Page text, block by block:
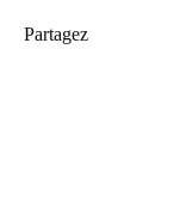
Partagez